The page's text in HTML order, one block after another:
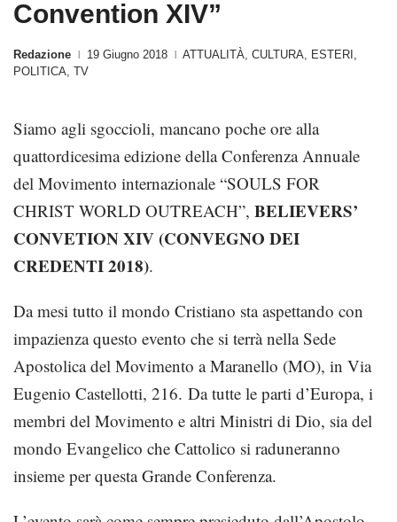
Convention XIV”
Redazione 19 Giugno 2018 ATTUALITÀ, CULTURA, ESTERI ,
POLITICA, TV
Siamo agli sgoccioli, mancano poche ore alla
quattordicesima edizione della Conferenza Annuale
del Movimento internazionale “SOULS FOR
CHRIST WORLD OUTREACH”, BELIEVERS’
CONVETION XIV (CONVEGNO DEI
CREDENTI 2018).
Da mesi tutto il mondo Cristiano sta aspettando con
impazienza questo evento che si terrà nella Sede
Apostolica del Movimento a Maranello (MO), in Via
Eugenio Castellotti, 216. Da tutte le parti d’Europa, i
membri del Movimento e altri Ministri di Dio, sia del
mondo Evangelico che Cattolico si raduneranno
insieme per questa Grande Conferenza.